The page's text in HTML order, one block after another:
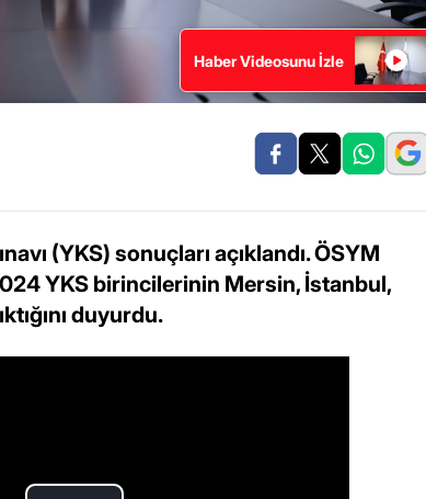
Haber Videosunu İzle
(YKS) sonuçları açıklandı. ÖSYM
YKS birincilerinin Mersin, İstanbul,
duyurdu.